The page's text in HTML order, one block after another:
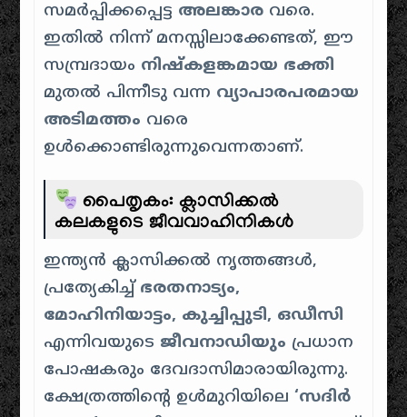
സമർപ്പിക്കപ്പെട്ട അലങ്കാര വരെ.
ഇതിൽ നിന്ന് മനസ്സിലാക്കേണ്ടത്, ഈ
സമ്പ്രദായം നിഷ്കളങ്കമായ ഭക്തി
മുതൽ പിന്നീടു വന്ന വ്യാപാരപരമായ
അടിമത്തം വരെ
ഉൾക്കൊണ്ടിരുന്നുവെന്നതാണ്.
പൈതൃകം: ക്ലാസിക്കൽ
കലകളുടെ ജീവവാഹിനികൾ
ഇന്ത്യൻ ക്ലാസിക്കൽ നൃത്തങ്ങൾ,
പ്രത്യേകിച്ച് ഭരതനാട്യം,
മോഹിനിയാട്ടം, കുച്ചിപ്പുടി, ഒഡീസി
എന്നിവയുടെ ജീവനാഡിയും പ്രധാന
പോഷകരും ദേവദാസിമാരായിരുന്നു.
ക്ഷേത്രത്തിൻ്റെ ഉൾമുറിയിലെ‘സദിർ